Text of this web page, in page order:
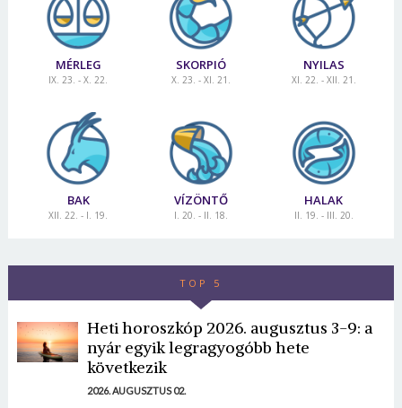
MÉRLEG
IX. 23. - X. 22.
SKORPIÓ
X. 23. - XI. 21.
NYILAS
XI. 22. - XII. 21.
BAK
XII. 22. - I. 19.
VÍZÖNTŐ
I. 20. - II. 18.
HALAK
II. 19. - III. 20.
TOP 5
Heti horoszkóp 2026. augusztus 3-9: a
nyár egyik legragyogóbb hete
következik
2026. AUGUSZTUS 02.